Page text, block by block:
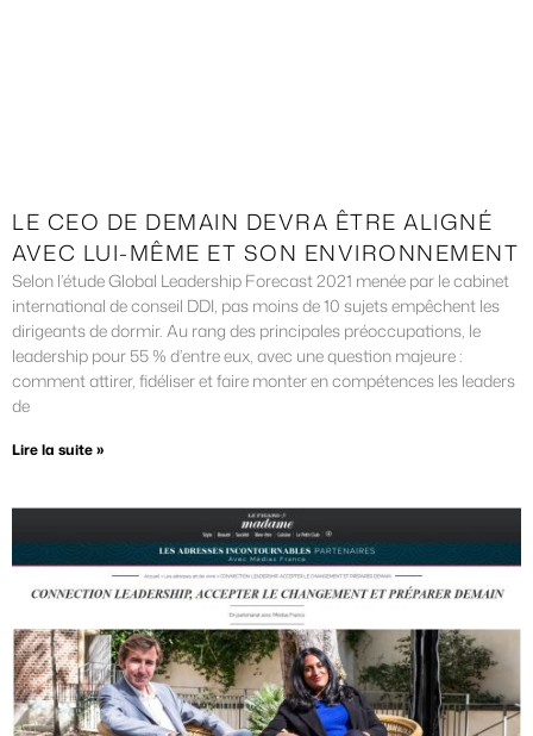
LE CEO DE DEMAIN DEVRA ÊTRE ALIGNÉ
AVEC LUI-MÊME ET SON ENVIRONNEMENT
Selon l’étude Global Leadership Forecast 2021 menée par le cabinet
international de conseil DDI, pas moins de 10 sujets empêchent les
dirigeants de dormir. Au rang des principales préoccupations, le
leadership pour 55 % d’entre eux, avec une question majeure :
comment attirer, fidéliser et faire monter en compétences les leaders
de
Lire la suite »